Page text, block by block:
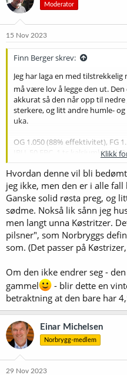
j
o
e
Moderator
15 Nov 2023
Finn Berger skrev:
Jeg har laga en med
må være lov å legge den ut.
akkurat så den når opp til
sterkere, og litt andre humle-
uka.
OG 1.050 (88% effektivitet), FG
IBU, 50 EBC. 1 ts kalsiumklorid,
Malt til 30 liter før tapping
2,30 kg Muntons pilsnermalt
2,00 kg Lyst münchnermalt
0,30 kg Mørkt münchnermalt
0,40 kg Caramunich II
0,40 kg Pale choko
0,25 kg Carafa Special II
27 gr Merkur 13% @ 60
40 gr Saphir 4% @ 5
Gjær
Imperial L17 Harvest
Klikk
Hvordan denne vil bli
jeg ikke, men den er i alle
Ganske solid røsta preg, og
sødme. Nokså lik sånn jeg
men langt unna Køstritzer.
pilsner", som Norbryggs
som. (Det passer på
Om den ikke endrer seg -
gammel
- blir dette en
betraktning at den bare har
Einar Michelsen
Norbrygg-medlem
29 Nov 2023